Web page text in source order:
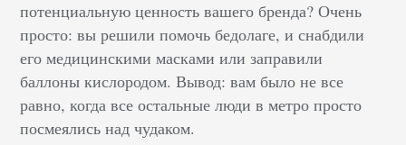
потенциальную ценность вашего бренда? Очень
просто: вы решили помочь бедолаге, и снабдили
его медицинскими масками или заправили
баллоны кислородом. Вывод: вам было не все
равно, когда все остальные люди в метро просто
посмеялись над чудаком.